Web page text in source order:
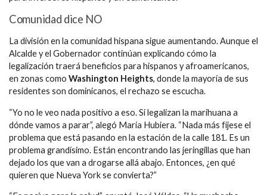
Comunidad dice NO
La división en la comunidad hispana sigue aumentando. Aunque el
Alcalde y el Gobernador continúan explicando cómo la
legalización traerá beneficios para hispanos y afroamericanos,
en zonas como Washington Heights, donde la mayoría de sus
residentes son dominicanos, el rechazo se escucha.
“Yo no le veo nada positivo a eso. Si legalizan la marihuana a
dónde vamos a parar”, alegó María Hubiera. “Nada más fíjese el
problema que está pasando en la estación de la calle 181. Es un
problema grandísimo. Están encontrando las jeringillas que han
dejado los que van a drogarse allá abajo. Entonces, ¿en qué
quieren que Nueva York se convierta?”